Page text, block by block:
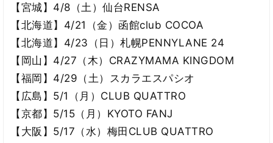
【宮城】4/8（土）仙台RENSA
【北海道】4/21（金）函館club COCOA
【北海道】4/23（日）札幌PENNYLANE 24
【岡山】4/27（木）CRAZYMAMA KINGDOM
【福岡】4/29（土）スカラエスパシオ
【広島】5/1（月）CLUB QUATTRO
【京都】5/15（月）KYOTO FANJ
【大阪】5/17（水）梅田CLUB QUATTRO